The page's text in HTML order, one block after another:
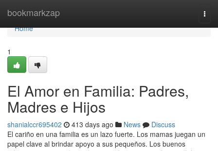
bookmarkzap
Home
Home
1
El Amor en Familia: Padres,
Madres e Hijos
shanialccr695402 413 days ago News
Discuss
El cariño en una familia es un lazo fuerte. Los mamas juegan un
papel clave al brindar apoyo a sus pequeños. Los buenos